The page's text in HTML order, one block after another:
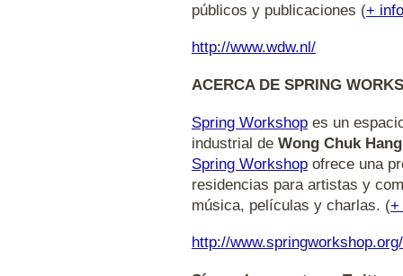
públicos y publicaciones (+ info
http://www.wdw.nl/
ACERCA DE SPRING
Spring Workshop es un
industrial de Wong Chuk Hang
Spring Workshop ofrece una
residencias para artistas y
música, películas y charlas. (+
http://www.springworkshop.org/